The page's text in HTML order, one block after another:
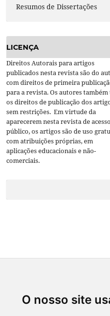
O nosso site
Resumos de Dissertações
LICENÇA
Direitos Autorais para artigos
publicados nesta revista são do
com direitos de primeira
para a revista. Os autores também
os direitos de publicação dos
sem restrições. Em virtude da
aparecerem nesta revista de acesso
público, os artigos são de uso
com atribuições próprias, em
aplicações educacionais e não-
comerciais.